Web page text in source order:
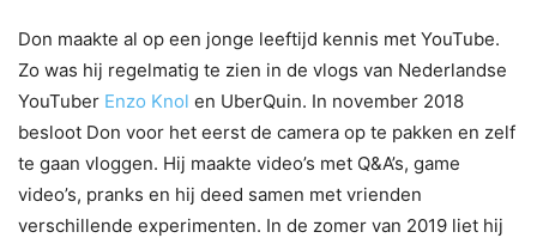
Don maakte al op een jonge leeftijd kennis met YouTube.
Zo was hij regelmatig te zien in de vlogs van Nederlandse
YouTuber Enzo Knol en UberQuin. In november 2018
besloot Don voor het eerst de camera op te pakken en zelf
te gaan vloggen. Hij maakte video’s met Q&A’s, game
video’s, pranks en hij deed samen met vrienden
verschillende experimenten. In de zomer van 2019 liet hij